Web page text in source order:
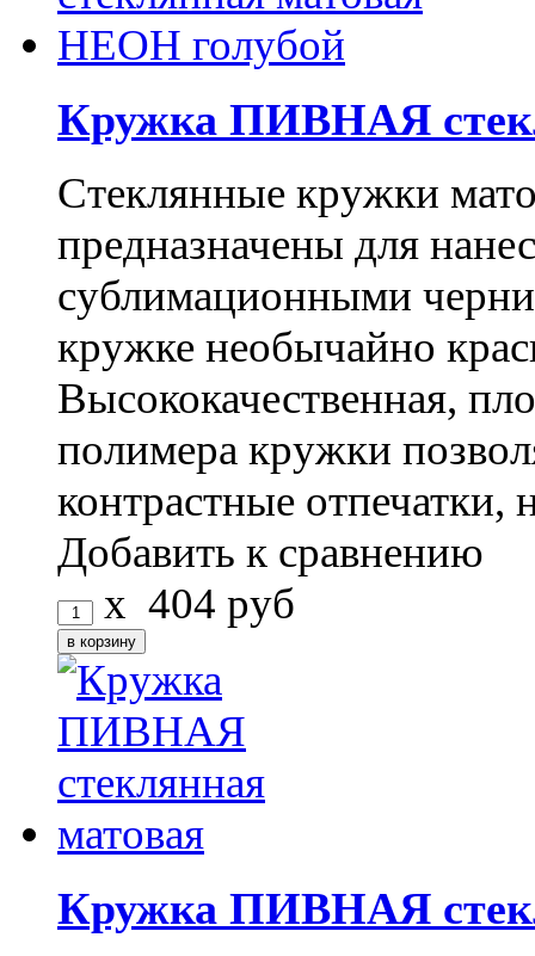
Кружка ПИВНАЯ
Стеклянные кружки
предназначены для
сублимационными
кружке необычайно
Высококачественная,
полимера кружки
контрастные отпечатки,
Добавить к сравнению
x 404 руб
Кружка ПИВНАЯ